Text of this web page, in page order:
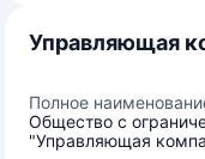
Управляющая
Полное
Общество с
"Управляющая